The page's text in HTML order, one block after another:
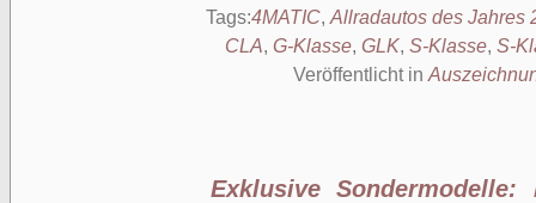
Tags:4MATIC, Allradautos des Jahres
CLA, G-Klasse, GLK, S-Klasse, S-
Veröffentlicht in
Exklusive Sondermodelle: